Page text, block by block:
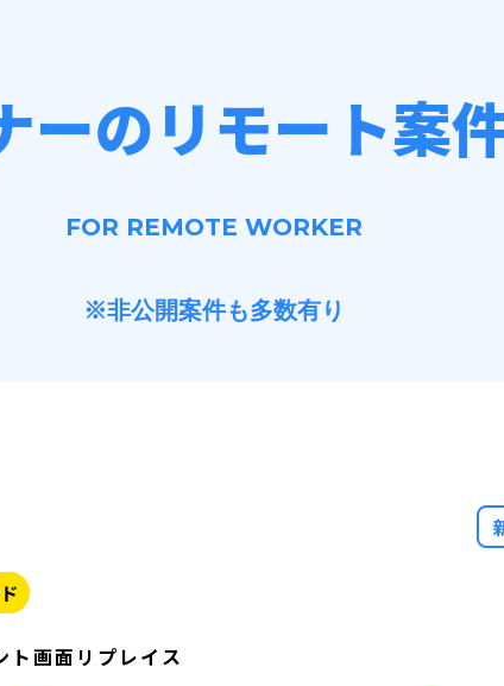
ーのリモート案
FOR REMOTE WORKER
※非公開案件も多数有り
ト画面リプレイス